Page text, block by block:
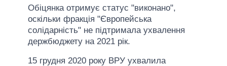
Обіцянка отримує статус "виконано",
оскільки фракція "Європейська
солідарність" не підтримала ухвалення
держбюджету на 2021 рік.
15 грудня 2020 року ВРУ ухвалила